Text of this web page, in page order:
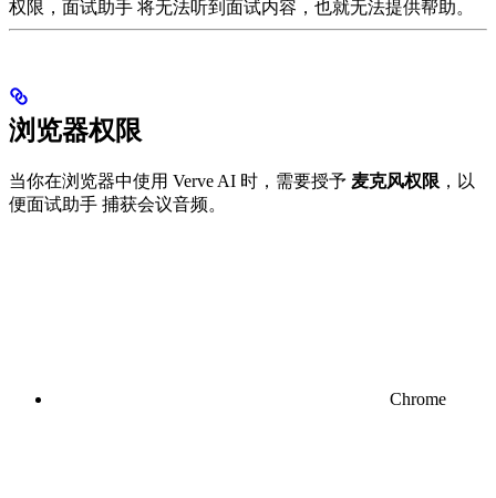
权限，面试助手 将无法听到面试内容，也就无法提供帮助。
浏览器权限
当你在浏览器中使用 Verve AI 时，需要授予 麦克风权限 ，以
便面试助手 捕获会议音频。
Chrome